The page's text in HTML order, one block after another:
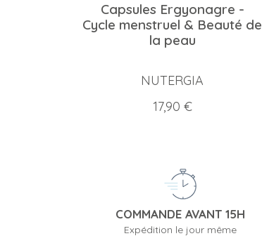
Capsules Ergyonagre -
Cycle menstruel & Beauté de
la peau
NUTERGIA
Prix
17,90 €
COMMANDE AVANT 15H
Expédition le jour même